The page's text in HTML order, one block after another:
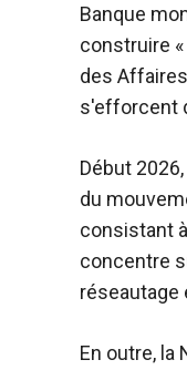
Banque
construire
des
s'efforcent
Début
du
consistant
concentre
réseautage
En outre, la